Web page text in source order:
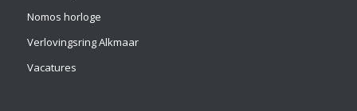
Nomos horloge
Verlovingsring Alkmaar
Vacatures